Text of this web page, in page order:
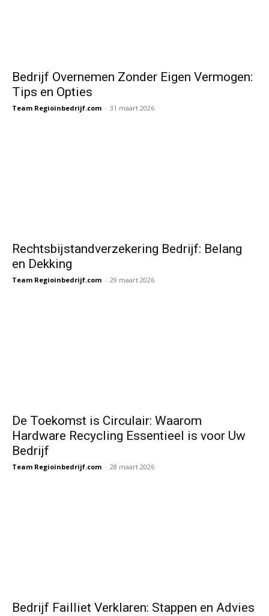
Bedrijf Overnemen Zonder Eigen Vermogen:
Tips en Opties
Team Regioinbedrijf.com - 31 maart 2026
Rechtsbijstandverzekering Bedrijf: Belang
en Dekking
Team Regioinbedrijf.com - 29 maart 2026
De Toekomst is Circulair: Waarom
Hardware Recycling Essentieel is voor Uw
Bedrijf
Team Regioinbedrijf.com - 28 maart 2026
Bedrijf Failliet Verklaren: Stappen en Advies